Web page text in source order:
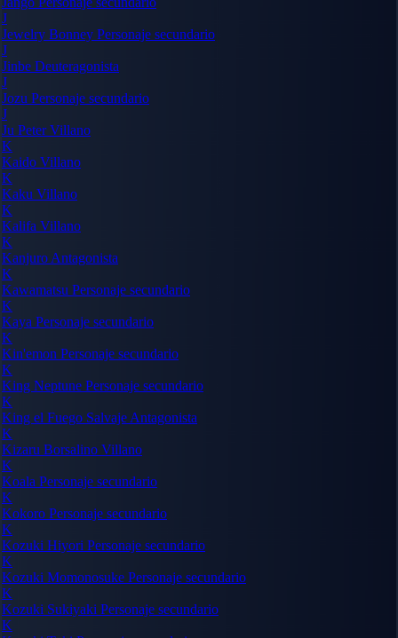
J
Jewelry Bonney Personaje secundario
J
Jinbe Deuteragonista
J
Jozu Personaje secundario
J
Ju PeterVillano
K
Kaido Villano
K
Kaku Villano
K
Kalifa Villano
K
Kanjuro Antagonista
K
Kawamatsu Personaje secundario
K
Kaya Personaje secundario
K
Kin'emon Personaje secundario
K
King Neptune Personaje secundario
K
King el Fuego Salvaje Antagonista
K
Kizaru Borsalino Villano
K
Koala Personaje secundario
K
Kokoro Personaje secundario
K
Kozuki Hiyori Personaje secundario
K
Kozuki Momonosuke Personaje secundario
K
Kozuki Sukiyaki Personaje secundario
K